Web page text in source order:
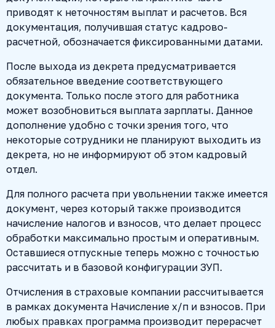
приводят к неточностям выплат и расчетов. Вся
документация, получившая статус кадрово-
расчетной, обозначается фиксированными датами.
После выхода из декрета предусматривается
обязательное введение соответствующего
документа. Только после этого для работника
может возобновиться выплата зарплаты. Данное
дополнение удобно с точки зрения того, что
некоторые сотрудники не планируют выходить из
декрета, но не информируют об этом кадровый
отдел.
Для полного расчета при увольнении также имеется
документ, через который также производится
начисление налогов и взносов, что делает процесс
обработки максимально простым и оперативным.
Оставшиеся отпускные теперь можно с точностью
рассчитать и в базовой конфигурации ЗУП.
Отчисления в страховые компании рассчитывается
в рамках документа Начисление х/п и взносов. При
любых правках программа производит перерасчет